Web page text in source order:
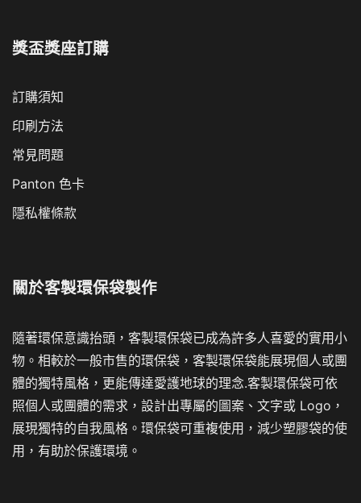
獎盃獎座訂購
訂購須知
印刷方法
常見問題
Panton 色卡
隱私權條款
關於客製環保袋製作
隨著環保意識抬頭，客製環保袋已成為許多人喜愛的實用小
物。相較於一般市售的環保袋，客製環保袋能展現個人或團
體的獨特風格，更能傳達愛護地球的理念.客製環保袋可依
照個人或團體的需求，設計出專屬的圖案、文字或 Logo，
展現獨特的自我風格。環保袋可重複使用，減少塑膠袋的使
用，有助於保護環境。